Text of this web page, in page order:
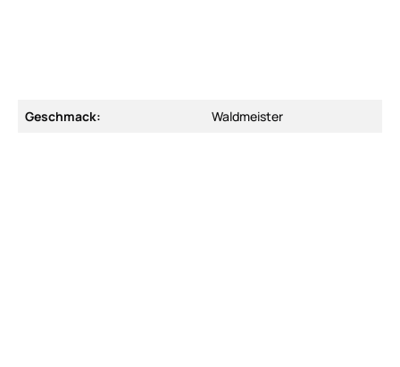
Geschmack: Waldmeister